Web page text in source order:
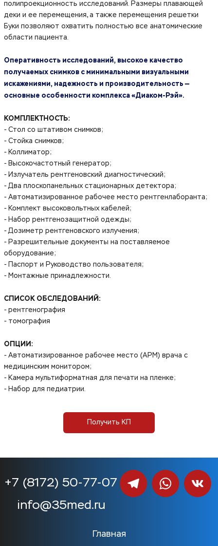
полипроекционность исследований. Размеры плавающей
деки и ее перемещения, а также перемещения решетки
Буки позволяют охватить полностью все анатомические
области пациента.
Оперативность исследований, высокое качество
получаемых снимков с минимальными визуальными
искажениями, надежность и производительность —
основные особенности комплекса «Диаком-Рэй».
КОМПЛЕКТНОСТЬ:
- Стол со штативом снимков;
- Стойка снимков;
- Коллиматор;
- Высокочастотный генератор;
- Излучатель рентгеновский диагностический;
- Два плоскопанельных стационарных детектора;
- Автоматизированное рабочее место рентгенлаборанта;
- Комплект высоковольтных кабелей;
- Набор рентгенозащитной одежды;
- Дозиметр рентгеновского излучения;
- Разрешительные документы на поставляемое
оборудование;
- Паспорт и Руководство пользователя;
- Монтажные принадлежности.
СПИСОК ОБСЛЕДОВАНИЙ:
- рентгенография
- томография
ОПЦИИ:
- Автоматизированное рабочее место (АРМ) врача с
медицинским монитором;
- Камера мультиформатная для печати на пленке;
- Набор для педиатрии.
Получить КП
Главная
+7 (8172) 50-77-07
info@35med.ru